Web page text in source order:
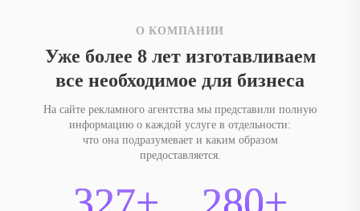
О КОМПАНИИ
Уже более 8 лет изготавливаем
все необходимое для бизнеса
На сайте рекламного агентства мы представили полную
информацию о каждой услуге в отдельности:
что она подразумевает и каким образом
предоставляется.